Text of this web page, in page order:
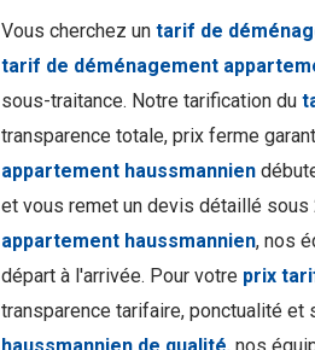
Vous cherchez un tarif de
tarif de déménagement
sous-traitance. Notre tarification du
transparence totale, prix ferme
appartement haussmannien
et vous remet un devis détaillé
appartement haussmannien, nos
départ à l'arrivée. Pour votre prix
transparence tarifaire, ponctualité et